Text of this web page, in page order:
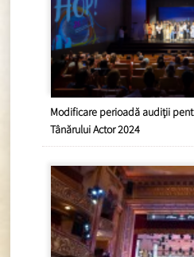
Modificare perioadă audiții
Tânărului Actor 2024